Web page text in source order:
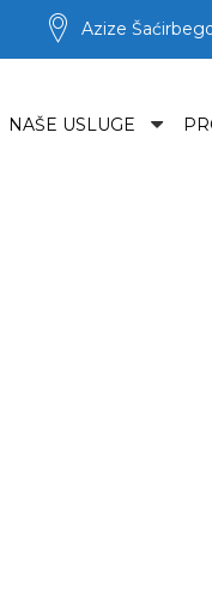
Azize
NAŠE USLUGE